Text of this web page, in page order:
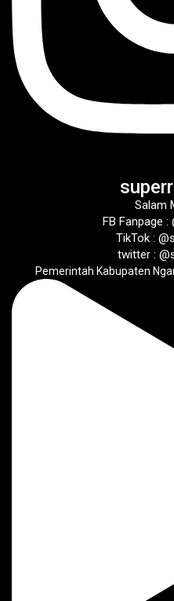
Salam
FB Fanpage :
TikTok :
twitter :
Pemerintah Kabupaten